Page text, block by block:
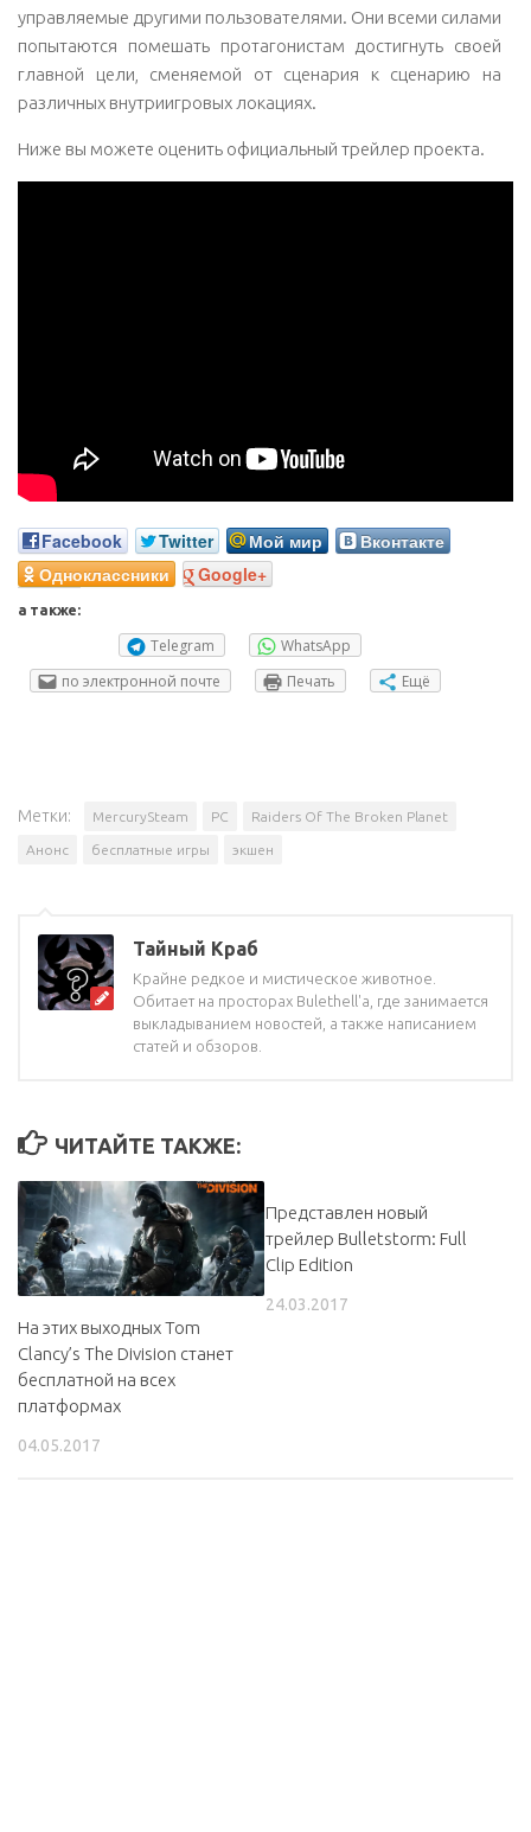
управляемые другими пользователями. Они всеми силами
попытаются помешать протагонистам достигнуть своей
главной цели, сменяемой от сценария к сценарию на
различных внутриигровых локациях.
Ниже вы можете оценить официальный трейлер проекта.
Facebook Twitter Мой мир
Вконтакте
Одноклассники
Google+
а также:
Telegram
WhatsApp
по электронной почте
Печать Ещё
Метки: MercurySteam PC Raiders Of The Broken Planet
Анонс бесплатные игры экшен
Тайный Краб
Крайне редкое и мистическое животное.
Обитает на просторах Bulethell'a, где занимается
выкладыванием новостей, а также написанием
статей и обзоров.
ЧИТАЙТЕ ТАКЖЕ:
На этих выходных Tom
Clancy’s The Division станет
бесплатной на всех
платформах
04.05.2017
Представлен новый
трейлер Bulletstorm: Full
Clip Edition
24.03.2017